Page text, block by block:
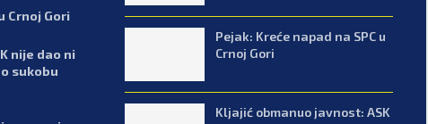
Crnoj Gori
nije dao ni
sukobu
Pejak: Kreće napad na SPC u
Crnoj Gori
Kljajić obmanuo javnost: ASK